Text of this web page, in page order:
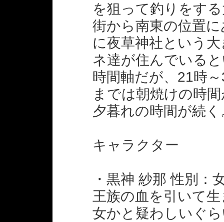
を狙って釣りをす
街から南東の位置
に夜草神社という
ネ達が住んでいる
時間軸だが、21時
までは朝焼けの時
夕暮れの時間が続く
キャラクター
・黒神 紗那 性別：
王族の血を引いて
女かと疑わしいぐ